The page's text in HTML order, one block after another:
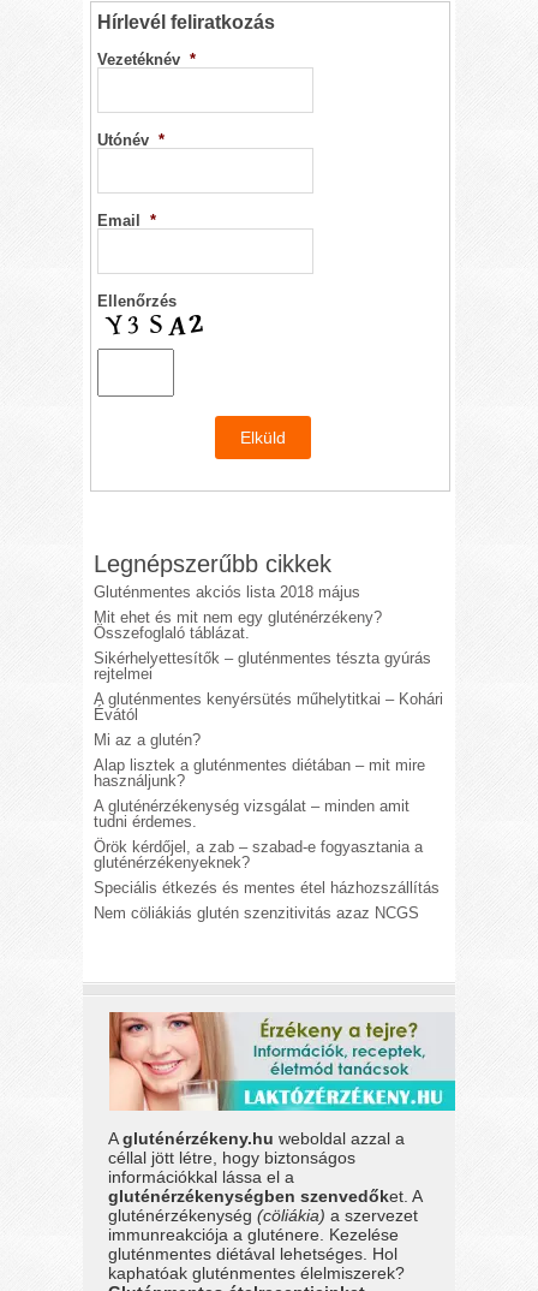
Hírlevél feliratkozás
Vezetéknév *
Utónév *
Email *
Ellenőrzés
Legnépszerűbb cikkek
Gluténmentes akciós lista 2018 május
Mit ehet és mit nem egy gluténérzékeny?
Összefoglaló táblázat.
Sikérhelyettesítők – gluténmentes tészta gyúrás
rejtelmei
A gluténmentes kenyérsütés műhelytitkai – Kohári
Évától
Mi az a glutén?
Alap lisztek a gluténmentes diétában – mit mire
használjunk?
A gluténérzékenység vizsgálat – minden amit
tudni érdemes.
Örök kérdőjel, a zab – szabad-e fogyasztania a
gluténérzékenyeknek?
Speciális étkezés és mentes étel házhozszállítás
Nem cöliákiás glutén szenzitivitás azaz NCGS
Agluténérzékeny.hu weboldal azzal a
céllal jött létre, hogy biztonságos
információkkal lássa el a
gluténérzékenységben szenvedőket. A
gluténérzékenység(cöliákia) a szervezet
immunreakciója a gluténere. Kezelése
gluténmentes diétával lehetséges. Hol
kaphatóak gluténmentes élelmiszerek?